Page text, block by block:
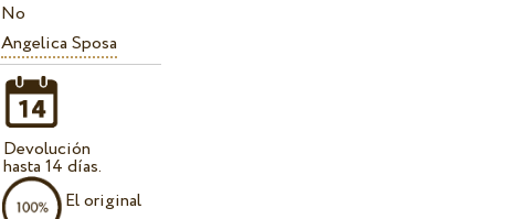
No
Angelica Sposa
Devolución
hasta 14 días.
El original